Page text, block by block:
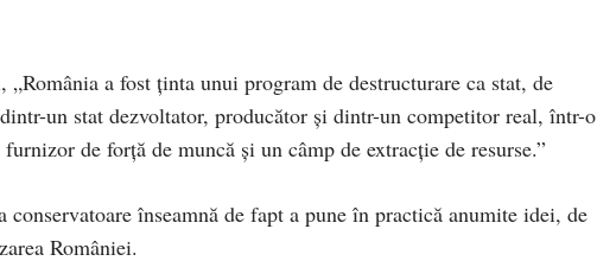
a fost ținta unui program de destructurare ca stat, de
un stat dezvoltator, producător și dintr-un competitor real, într-o
de forță de muncă și un câmp de extracție de resurse.”
înseamnă de fapt a pune în practică anumite idei, de
României.